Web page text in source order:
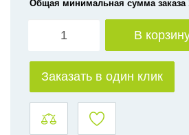
Общая минимальная сумма заказа
В
Заказать в один клик